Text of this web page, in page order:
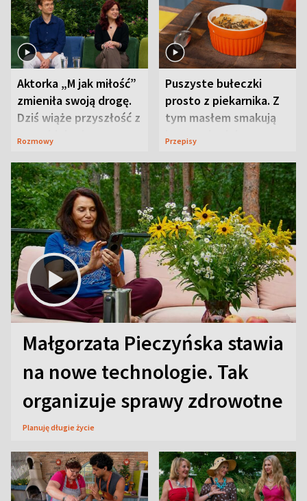
Aktorka „M jak miłość”
zmieniła swoją drogę.
Dziś wiąże przyszłość z
neurobiologią
Rozmowy
Puszyste bułeczki
prosto z piekarnika. Z
tym masłem smakują
jeszcze lepiej
Przepisy
Małgorzata Pieczyńska stawia
na nowe technologie. Tak
organizuje sprawy zdrowotne
Planuję długie życie